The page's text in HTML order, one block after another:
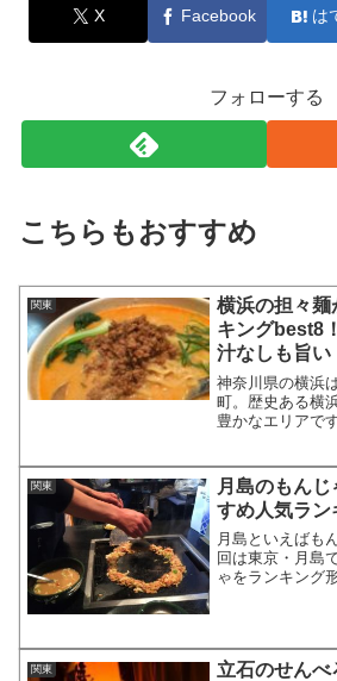
X Facebook は
フォローする
こちらもおすすめ
関東
横浜の担々麺
キングbest8
汁なしも旨い
神奈川県の横浜
町。歴史ある横
豊かなエリアで
さんあります。
担々麺が食べら
関東
月島のもん
すめ人気ラ
月島といえばも
回は東京・月島
ゃをランキング
とめていますの
関東
立石のせんべ